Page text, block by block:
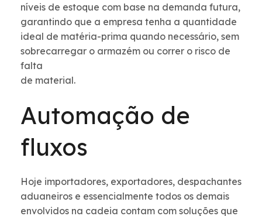
níveis de estoque com base na demanda futura,
garantindo que a empresa tenha a quantidade
ideal de matéria-prima quando necessário, sem
sobrecarregar o armazém ou correr o risco de
falta
de material.
Automação de
fluxos
Hoje importadores, exportadores, despachantes
aduaneiros e essencialmente todos os demais
envolvidos na cadeia contam com soluções que